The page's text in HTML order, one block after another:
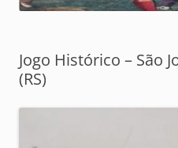
Jogo Histórico – São
(RS)